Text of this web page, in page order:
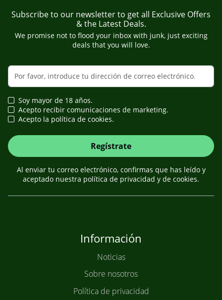
Subscribe to our newsletter to get all Exclusive Offers
& the Latest Deals.
We promise not to flood your inbox with junk, just exciting
deals that you will love.
Soy mayor de 18 años.
Acepto recibir comunicaciones de marketing.
Acepto la política de cookies.
Regístrate
Al enviar tu correo electrónico, confirmas que has leído y
aceptado nuestra política de privacidad y de cookies.
Información
Noticias
Sobre nosotros
Política de privacidad